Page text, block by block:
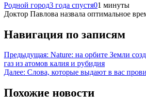
Родной город3 года спустя01 минуты
Доктор Павлова назвала оптимальное
Навигация по записям
Предыдущая: Nature: на орбите Земли
газ из атомов калия и рубидия
Далее: Слова, которые выдают в вас
Похожие новости